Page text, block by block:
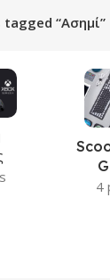
“Ασημί”
4